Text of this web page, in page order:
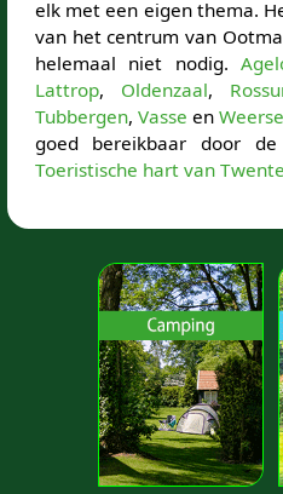
elk met een eigen thema.
van het centrum van
helemaal niet nodig.
Lattrop, Oldenzaal,
Tubbergen, Vasse en
goed bereikbaar door
Toeristische hart van Twente